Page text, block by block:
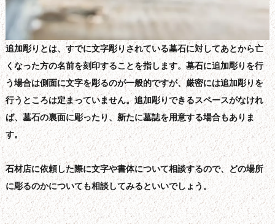
追加彫りとは、すでに文字彫りされている墓石に対してあとから亡
くなった方の名前を刻印することを指します。墓石に追加彫りを行
う場合は側面に文字を彫るのが一般的ですが、厳密には追加彫りを
行うところは定まっていません。追加彫りできるスペースがなけれ
ば、墓石の裏面に彫ったり、新たに墓誌を用意する場合もありま
す。
石材店に依頼した際に文字や書体について相談するので、どの場所
に彫るのかについても相談してみるといいでしょう。